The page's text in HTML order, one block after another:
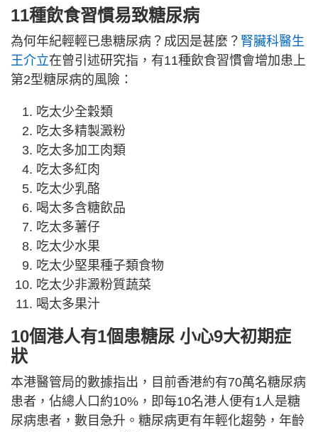
11種飲食習慣易致糖尿病
為何年紀輕輕已患糖尿病？成因是甚麼？ 腎臟科醫生
王介立在曾引述研究指，有11種飲食習慣會增加患上
第2型糖尿病的風險：
吃太少全穀類
吃太多精製澱粉
吃太多加工肉類
吃太多紅肉
吃太少乳酪
喝太多含糖飲品
吃太多薯仔
吃太少水果
吃太少堅果種子類食物
吃太少非澱粉質蔬菜
喝太多果汁
10個港人有1個患糖尿 小心9大初期症
狀
本港醫管局的數據指出，目前香港約有70萬名糖尿病
患者，佔總人口約10%，即每10名港人便有1人是糖
尿病患者，數目急升。糖尿病更有年輕化趨勢，年齡